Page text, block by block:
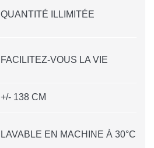
QUANTITÉ ILLIMITÉE
FACILITEZ-VOUS LA VIE
+/- 138 CM
LAVABLE EN MACHINE À 30°C